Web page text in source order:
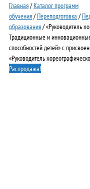
Главная/Каталог программ
обучения/Переподготовка /
образования/ «Руководитель
Традиционные и
способностей детей» с
«Руководитель
Распродажа!